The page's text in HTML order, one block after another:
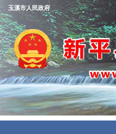
玉溪市人民政府